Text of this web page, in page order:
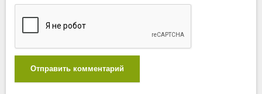
Отправить комментарий